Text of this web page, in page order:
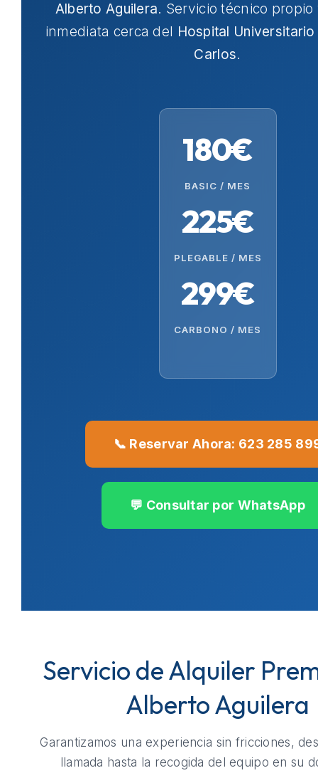
Alberto Aguilera. Servicio técnico
inmediata cerca del Hospital
Carlos.
180€
BASIC / MES
225€
PLEGABLE / MES
299€
CARBONO / MES
📞 Reservar Ahora: 623 285
💬 Consultar por WhatsApp
Servicio de Alquiler
Alberto Aguilera
Garantizamos una experiencia sin fricciones,
llamada hasta la recogida del equipo en su